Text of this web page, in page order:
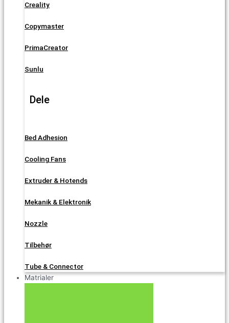
Creality
Copymaster
PrimaCreator
Sunlu
Dele
Bed Adhesion
Cooling Fans
Extruder & Hotends
Mekanik & Elektronik
Nozzle
Tilbehør
Tube & Connector
Matrialer